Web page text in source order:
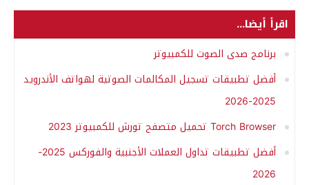
اقرأ أيضا...
برنامج صدى الصوت للكمبيوتر
أفضل تطبيقات تسجيل المكالمات الصوتية لهواتف الأندرويد
2025-2026
Torch Browser تحميل متصفح تورش للكمبيوتر 2023
أفضل تطبيقات تداول العملات الأجنبية والفوركس 2025-
2026